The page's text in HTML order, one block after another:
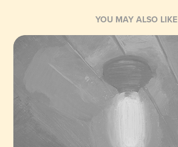
YOU MAY ALSO LIKE